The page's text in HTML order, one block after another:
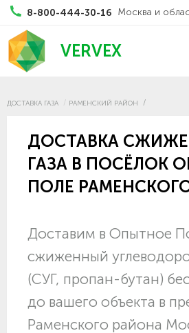
8-800-444-30-16 Москва и
VERVEX
ДОСТАВКА ГАЗА РАМЕНСКИЙ РАЙОН
ДОСТАВКА
ГАЗА В ПОСЁЛОК
ПОЛЕ
Доставим в Опытное
сжиженный
(СУГ, пропан-бутан)
до вашего объекта в
Раменского района